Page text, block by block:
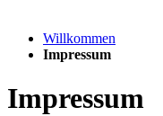
Willkommen
Impressum
Impressum